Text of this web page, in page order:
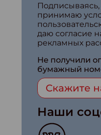
принимаю
даю согласие
рекламных
Не получили
бумажный
Скажите
Наши